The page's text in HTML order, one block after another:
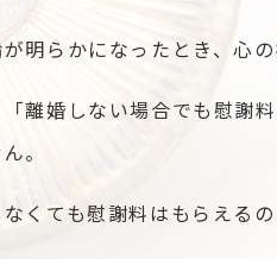
明らかになったとき、心
離婚しない場合でも慰謝
。
くても慰謝料はもらえる